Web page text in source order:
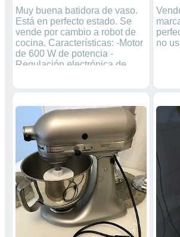
Muy buena batidora de vaso.
Está en perfecto estado. Se
vende por cambio a robot de
cocina. Características: -Motor
de 600 W de potencia -
Regulación electrónica de
funciones programadas -3
cristal de 1,5 litros -Tapa de
plástico flexible antigoteo -
Función picadora de hielo -
Vaso dosificador -Base recoge
cables -Dimensiones: 203 x
190 x 423 mm -Peso: 3,6 Kg
no